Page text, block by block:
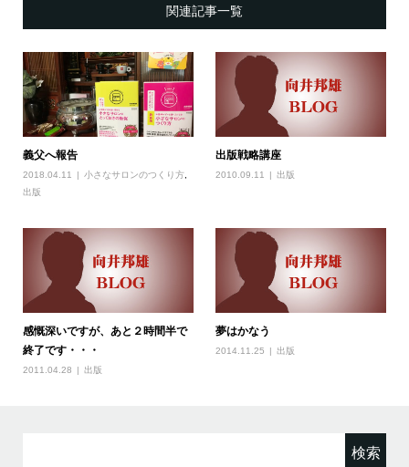
関連記事一覧
義父へ報告
2018.04.11 小さなサロンのつくり方,
出版
出版戦略講座
2010.09.11 出版
感慨深いですが、あと２時間半で
終了です・・・
2011.04.28 出版
夢はかなう
2014.11.25 出版